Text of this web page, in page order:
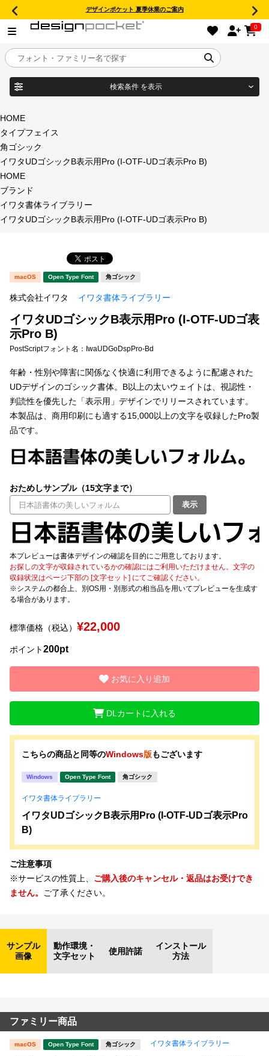
デザインポケット 夏季休業のご案内
0
目的別フォントガイド
特集
年間ライセンス商品
新着一覧
カート
お気に入り
ご利用ガイド
よくあるご質問
お問い合わせ
検索条件 を表示
商品名
フォント形式
タイプフェイス
明朝体
教科書体
草書体 勘亭流
江戸文字 デザイン毛筆
太さ・ウェイト
セット or 単体
文字種類
HOME
タイプフェイス
角ゴシック
イワタUDゴシックB表示用Pro (I-OTF-UDゴ表示Pro B)
HOME
ブランド
イワタ書体ライブラリー
イワタUDゴシックB表示用Pro (I-OTF-UDゴ表示Pro B)
macOS Open Type Font 角ゴシック
株式会社イワタ イワタ書体ライブラリー
イワタUDゴシックB表示用Pro (I-OTF-UDゴ表
示Pro B)
PostScriptフォント名： IwaUDGoDspPro-Bd
年齢・性別や障害に関係なく快適に利用できるように配慮された
UDデザインのゴシック書体。B以上の太いウェイトは、視認性・
判読性を優先した「表示用」デザインでリリースされています。
本製品は、商用印刷にも適する15,000以上の文字を収録したPro製
品です。
おためしサンプル（15文字まで）
表示
本プレビューは書体デザインの確認を目的にご用意しております。
お探しの文字が収録されているかの確認にはご利用いただけません。文字の
収録状況はページ下部の [文字セット] にてご確認ください。
※システムの都合上、別OS用・別形式の相当品を用いてプレビューを生成す
る場合があります。
標準価格（税込） ¥22,000
ポイント200pt
お気に入り追加
DLカートに入れる
こちらの商品と同等のWindows版もございます
Windows Open Type Font 角ゴシック
イワタ書体ライブラリー
イワタUDゴシックB表示用Pro (I-OTF-UDゴ表示Pro
B)
ご注意事項
※サービスの性質上、 ご購入後のキャンセル・返品はお受けでき
ません。 ご了承ください。
サンプル
画像
動作環境・
文字セット
使用許諾
インストール
方法
ファミリー商品
macOS Open Type Font 角ゴシック イワタ書体ライブラリー